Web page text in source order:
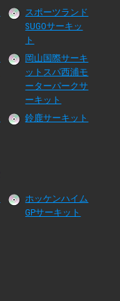
スポーツランド
SUGOサーキッ
ト
岡山国際サーキ
ット スパ西浦モ
ーターパークサ
ーキット
鈴鹿サーキット
ホッケンハイム
GPサーキット